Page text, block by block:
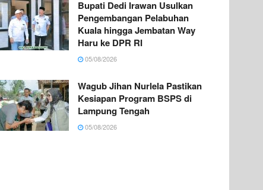
Bupati Dedi Irawan Usulkan
Pengembangan Pelabuhan
Kuala hingga Jembatan Way
Haru ke DPR RI
05/08/2026
Wagub Jihan Nurlela Pastikan
Kesiapan Program BSPS di
Lampung Tengah
05/08/2026